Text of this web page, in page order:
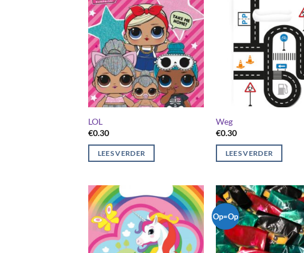
LOL
€0.30
LEES VERDER
Weg
€0.30
LEES VERDER
Op=Op